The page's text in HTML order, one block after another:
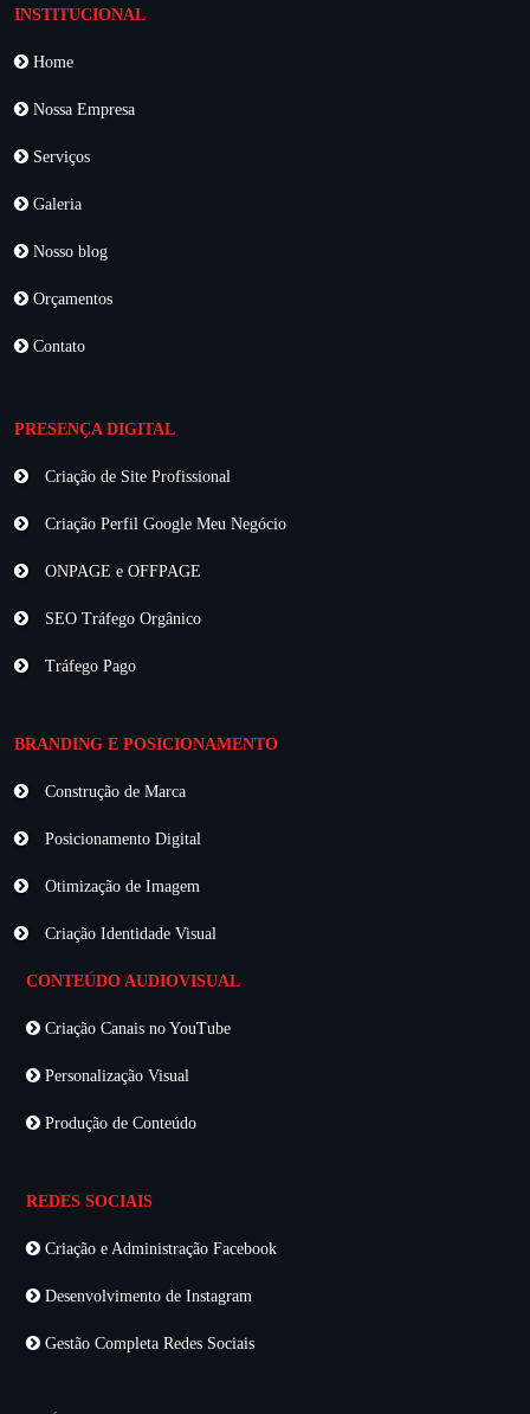
INSTITUCIONAL
Home
Nossa Empresa
Serviços
Galeria
Nosso blog
Orçamentos
Contato
PRESENÇA DIGITAL
Criação de Site Profissional
Criação Perfil Google Meu Negócio
ONPAGE e OFFPAGE
SEO Tráfego Orgânico
Tráfego Pago
BRANDING E POSICIONAMENTO
Construção de Marca
Posicionamento Digital
Otimização de Imagem
Criação Identidade Visual
CONTEÚDO AUDIOVISUAL
Criação Canais no YouTube
Personalização Visual
Produção de Conteúdo
REDES SOCIAIS
Criação e Administração Facebook
Desenvolvimento de Instagram
Gestão Completa Redes Sociais